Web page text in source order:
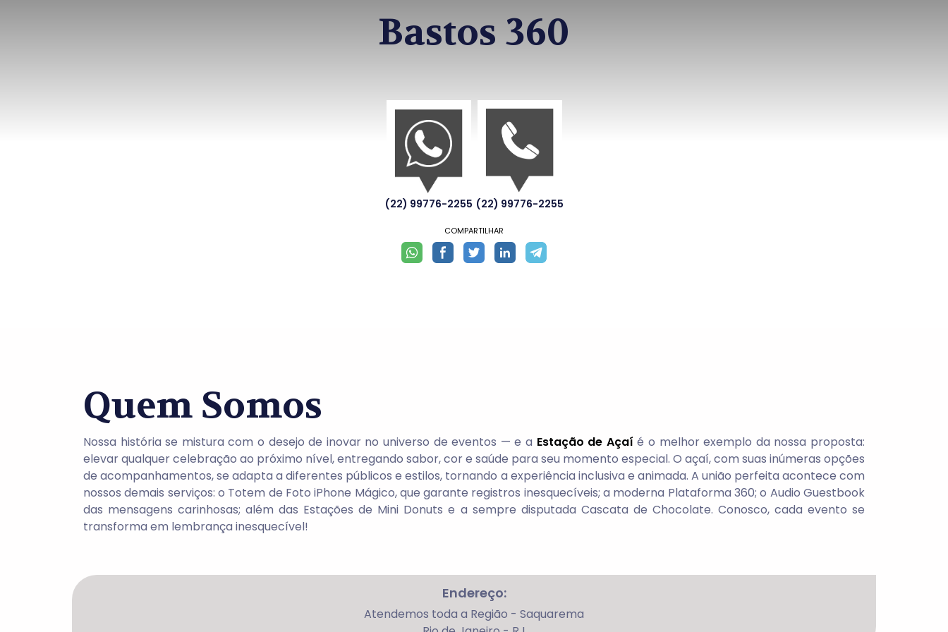
Bastos 360
(22) 99776-2255 (22) 99776-2255
COMPARTILHAR
Quem Somos
Nossa história se mistura com o desejo de inovar no universo de eventos — e a Estação de Açaí é o melhor exemplo da nossa proposta:
elevar qualquer celebração ao próximo nível, entregando sabor, cor e saúde para seu momento especial. O açaí, com suas inúmeras opções
de acompanhamentos, se adapta a diferentes públicos e estilos, tornando a experiência inclusiva e animada. A união perfeita acontece com
nossos demais serviços: o Totem de Foto iPhone Mágico, que garante registros inesquecíveis; a moderna Plataforma 360; o Audio Guestbook
das mensagens carinhosas; além das Estações de Mini Donuts e a sempre disputada Cascata de Chocolate. Conosco, cada evento se
transforma em lembrança inesquecível!
Endereço:
Atendemos toda a Região - Saquarema